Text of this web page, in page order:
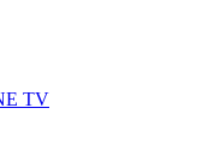
TV